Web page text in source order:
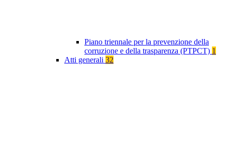
Piano triennale per la prevenzione della
corruzione e della trasparenza (PTPCT) 1
Atti generali 32